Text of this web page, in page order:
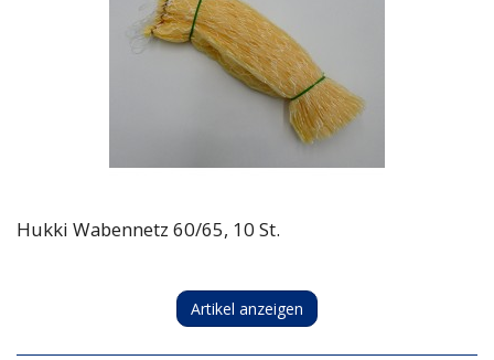
Hukki Wabennetz 60/65, 10 St.
Artikel anzeigen